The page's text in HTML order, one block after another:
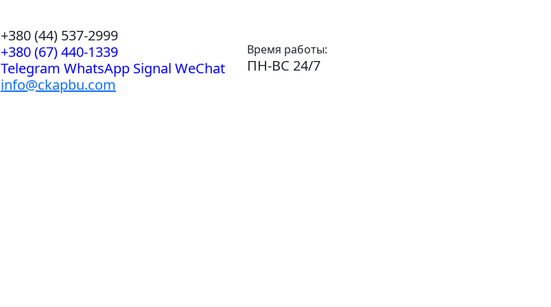
+380 (44) 537-2999
+380 (67) 440-1339
Telegram WhatsApp Signal WeChat
info@ckapbu.com
Время работы:
ПН-ВС 24/7